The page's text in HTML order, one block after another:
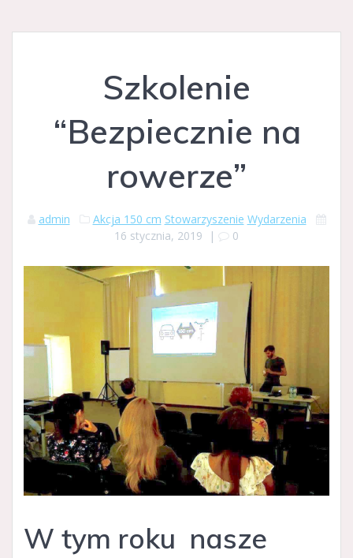
Szkolenie
“Bezpiecznie na
rowerze”
admin Akcja 150 cm Stowarzyszenie Wydarzenia
16 stycznia, 2019 | 0
W tym roku nasze